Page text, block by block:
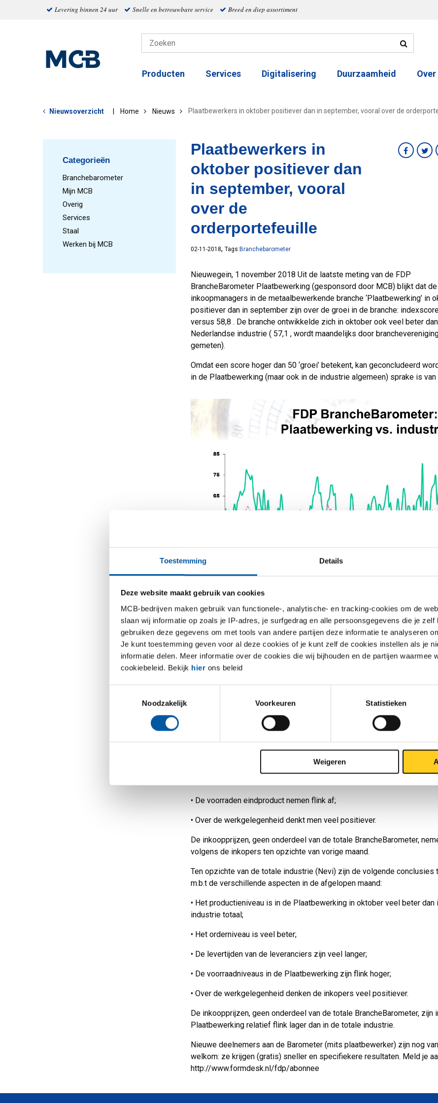
Toestemming Details
Deze website maakt gebruik van cookies
MCB-bedrijven maken gebruik van functionele-, analytische- en tracking-cookies om de
slaan wij informatie op zoals je IP-adres, je surfgedrag en alle persoonsgegevens die je
gebruiken deze gegevens om met tools van andere partijen deze informatie te analyseren
Je kunt toestemming geven voor al deze cookies of je kunt zelf de cookies instellen als je
informatie delen. Meer informatie over de cookies die wij bijhouden en de partijen waarmee
cookiebeleid. Bekijk hier ons beleid
Noodzakelijk
Voorkeuren Statistieken
Weigeren
Levering binnen 24 uur Snelle en betrouwbare service Breed en diep assortiment
Producten Services Digitalisering Duurzaamheid Over
Nieuwsoverzicht Home Nieuws Plaatbewerkers in oktober positiever dan in september, vooral over de
Categorieën
Branchebarometer
Mijn MCB
Overig
Services
Staal
Werken bij MCB
Plaatbewerkers in
oktober positiever dan
in september, vooral
over de
orderportefeuille
02-11-2018, Tags: Branchebarometer
Nieuwegein, 1 november 2018 Uit de laatste meting van de FDP
BrancheBarometer Plaatbewerking (gesponsord door MCB) blijkt dat de
inkoopmanagers in de metaalbewerkende branche ‘Plaatbewerking’ in
positiever dan in september zijn over de groei in de branche:
versus 58,8 . De branche ontwikkelde zich in oktober ook veel beter
Nederlandse industrie ( 57,1 , wordt maandelijks door
gemeten).
Omdat een score hoger dan 50 ‘groei’ betekent, kan geconcludeerd
in de Plaatbewerking (maar ook in de industrie algemeen) sprake is van
Opmerking: de relatieve vlakheid van de Nevi-lijn is te verklaren met de
verscheidenheid aan industrieën waaruit deze is opgebouwd.
Inkoopmanagersindex) opgebouwd uit vijf componenten. Met
De productie in de branche Plaatbewerking ontwikkelt zich vrijwel
opzichte van vorige maand;
Over de orders denken de inkopers veel positiever;
• De voorraden eindproduct nemen flink af;
• Over de werkgelegenheid denkt men veel positiever.
De inkoopprijzen, geen onderdeel van de totale BrancheBarometer,
volgens de inkopers ten opzichte van vorige maand.
Ten opzichte van de totale industrie (Nevi) zijn de volgende conclusies
m.b.t de verschillende aspecten in de afgelopen maand:
• Het productieniveau is in de Plaatbewerking in oktober veel beter dan
industrie totaal;
• Het orderniveau is veel beter;
• De levertijden van de leveranciers zijn veel langer;
• De voorraadniveaus in de Plaatbewerking zijn flink hoger;
• Over de werkgelegenheid denken de inkopers veel positiever.
De inkoopprijzen, geen onderdeel van de totale BrancheBarometer, zijn
Plaatbewerking relatief flink lager dan in de totale industrie.
Nieuwe deelnemers aan de Barometer (mits plaatbewerker) zijn nog
welkom: ze krijgen (gratis) sneller en specifiekere resultaten. Meld je
http://www.formdesk.nl/fdp/abonnee